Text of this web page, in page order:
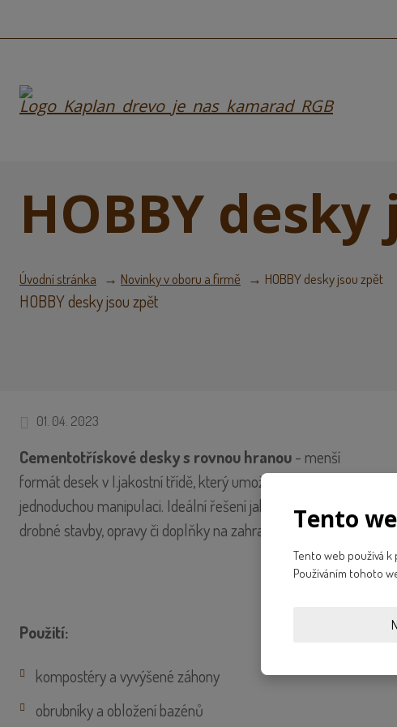
HOBBY
Úvodní stránka Novinky v oboru a firmě HOBBY desky jsou zpět
HOBBY desky jsou zpět
01. 04. 2023
Cementotřískové desky s rovnou hranou- menší
formát desek v I.jakostní třídě, který umožňuje
jednoduchou manipulaci. Ideální řešení jak provést
drobné stavby, opravy či doplňky na zahradě.
Použití:
kompostéry a vyvýšené záhony
obrubníky a obložení bazénů
Tento
Tento web používá k
Používáním tohoto